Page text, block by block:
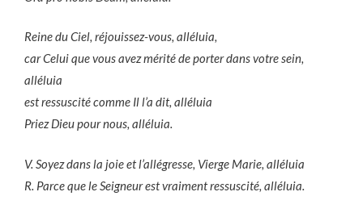
Reine du Ciel, réjouissez-vous, alléluia,
car Celui que vous avez mérité de porter dans votre sein,
alléluia
est ressuscité comme Il l’a dit, alléluia
Priez Dieu pour nous, alléluia.
V. Soyez dans la joie et l’allégresse, Vierge Marie, alléluia
R. Parce que le Seigneur est vraiment ressuscité, alléluia.